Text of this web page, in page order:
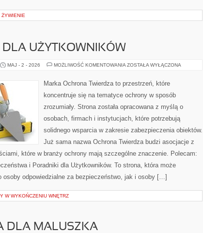
ŻYWIENIE
DLA UŻYTKOWNIKÓW
MAJ - 2 - 2026 MOŻLIWOŚĆ KOMENTOWANIA PORADNIKI
ZOSTAŁA WYŁĄCZONA
Marka Ochrona Twierdza to przestrzeń, które
koncentruje się na tematyce ochrony w sposób
zrozumiały. Strona została opracowana z myślą o
osobach, firmach i instytucjach, które potrzebują
solidnego wsparcia w zakresie zabezpieczenia obiektów.
Już sama nazwa Ochrona Twierdza budzi asocjacje z
które w branży ochrony mają szczególne znaczenie. Polecam:
i Poradniki dla Użytkowników. To strona, która może
osoby odpowiedzialne za bezpieczeństwo, jak i osoby […]
W WYKOŃCZENIU WNĘTRZ
DLA MALUSZKA